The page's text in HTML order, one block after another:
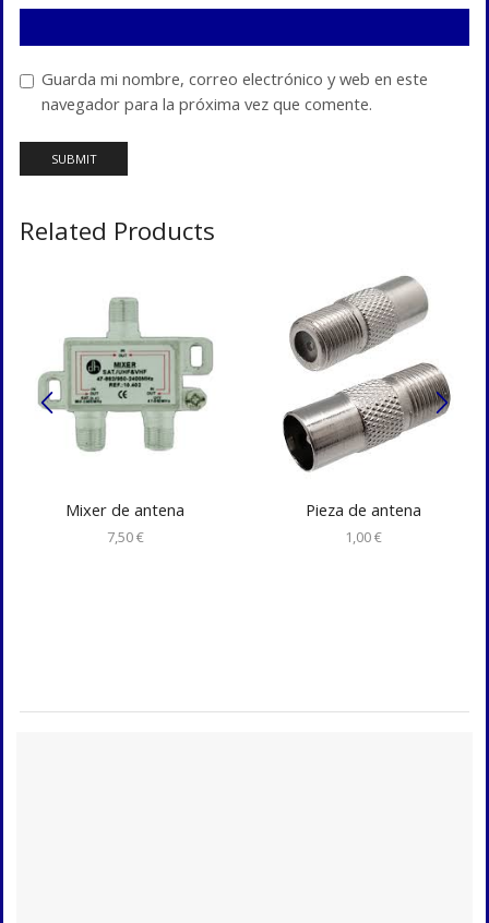
Guarda mi nombre, correo electrónico y web en este
navegador para la próxima vez que comente.
Related Products
Mixer de antena
7,50€
Pieza de antena
1,00€